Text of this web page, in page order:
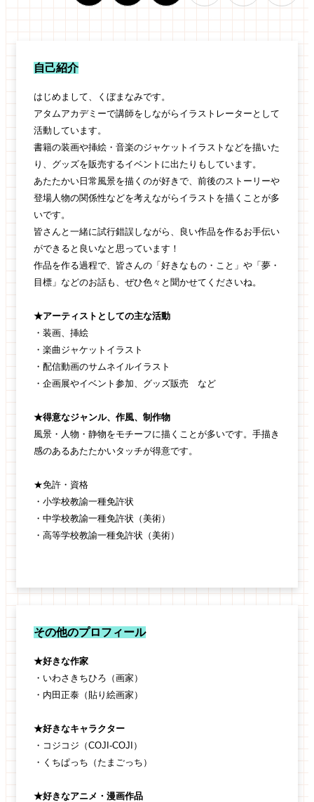
自己紹介
はじめまして、くぼまなみです。
アタムアカデミーで講師をしながらイラストレーターとして
活動しています。
書籍の装画や挿絵・音楽のジャケットイラストなどを描いた
り、グッズを販売するイベントに出たりもしています。
あたたかい日常風景を描くのが好きで、前後のストーリーや
登場人物の関係性などを考えながらイラストを描くことが多
いです。
皆さんと一緒に試行錯誤しながら、良い作品を作るお手伝い
ができると良いなと思っています！
作品を作る過程で、皆さんの「好きなもの・こと」や「夢・
目標」などのお話も、ぜひ色々と聞かせてくださいね。
★アーティストとしての主な活動
・装画、挿絵
・楽曲ジャケットイラスト
・配信動画のサムネイルイラスト
・企画展やイベント参加、グッズ販売 など
★得意なジャンル、作風、制作物
風景・人物・静物をモチーフに描くことが多いです。手描き
感のあるあたたかいタッチが得意です。
★免許・資格
・小学校教諭一種免許状
・中学校教諭一種免許状（美術）
・高等学校教諭一種免許状（美術）
その他のプロフィール
★好きな作家
・いわさきちひろ（画家）
・内田正泰（貼り絵画家）
★好きなキャラクター
・コジコジ（COJI-COJI）
・くちぱっち（たまごっち）
★好きなアニメ・漫画作品